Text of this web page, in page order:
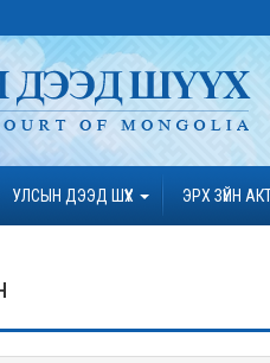
УЛСЫН ДЭЭД ШҮҮХ ЭРХ ЗҮЙН